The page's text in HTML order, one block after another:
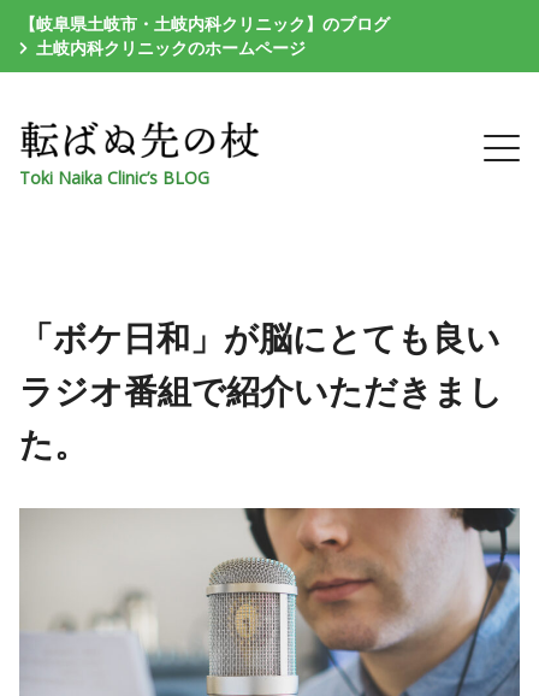
【岐阜県土岐市・土岐内科クリニック】のブログ
土岐内科クリニックのホームページ
Toki Naika Clinic’s BLOG
「ボケ日和」が脳にとても良い
ラジオ番組で紹介いただきまし
た。